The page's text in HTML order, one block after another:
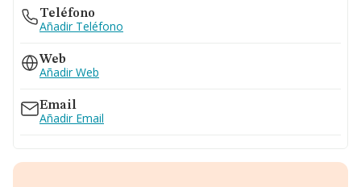
Teléfono
Añadir Teléfono
Web
Añadir Web
Email
Añadir Email